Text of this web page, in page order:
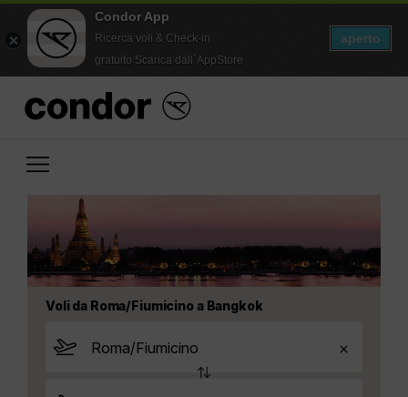
Condor App
Ricerca voli & Check-in
gratuito Scarica dall`AppStore
aperto
Voli da Roma/Fiumicino a Bangkok